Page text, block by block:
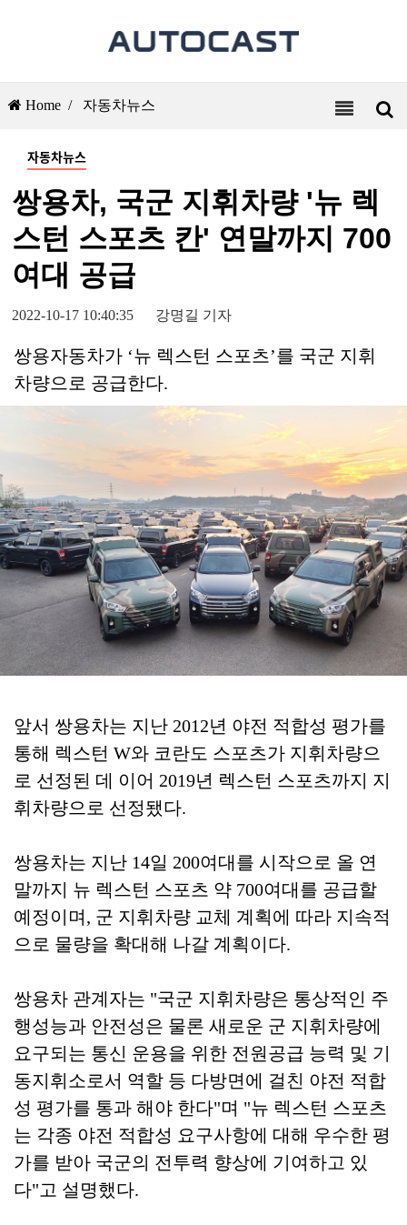
Home / 자동차뉴스
자동차뉴스
쌍용차, 국군 지휘차량 '뉴 렉
스턴 스포츠 칸' 연말까지 700
여대 공급
2022-10-17 10:40:35 강명길 기자
쌍용자동차가 ‘뉴 렉스턴 스포츠’를 국군 지휘
차량으로 공급한다.
앞서 쌍용차는 지난 2012년 야전 적합성 평가를
통해 렉스턴 W와 코란도 스포츠가 지휘차량으
로 선정된 데 이어 2019년 렉스턴 스포츠까지 지
휘차량으로 선정됐다.
쌍용차는 지난 14일 200여대를 시작으로 올 연
말까지 뉴 렉스턴 스포츠 약 700여대를 공급할
예정이며, 군 지휘차량 교체 계획에 따라 지속적
으로 물량을 확대해 나갈 계획이다.
쌍용차 관계자는 "국군 지휘차량은 통상적인 주
행성능과 안전성은 물론 새로운 군 지휘차량에
요구되는 통신 운용을 위한 전원공급 능력 및 기
동지휘소로서 역할 등 다방면에 걸친 야전 적합
성 평가를 통과 해야 한다"며 "뉴 렉스턴 스포츠
는 각종 야전 적합성 요구사항에 대해 우수한 평
가를 받아 국군의 전투력 향상에 기여하고 있
다"고 설명했다.